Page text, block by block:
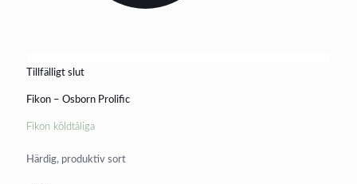
Tillfälligt slut
Fikon – Osborn Prolific
Fikon köldtåliga
Härdig, produktiv sort